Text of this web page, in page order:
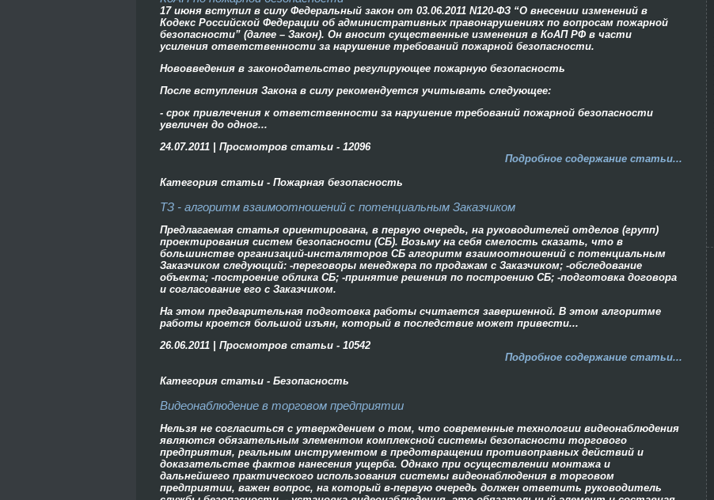
17 июня вступил в силу Федеральный закон от 03.06.2011 N120-ФЗ “О внесении изменений в
Кодекс Российской Федерации об административных правонарушениях по вопросам пожарной
безопасности” (далее – Закон). Он вносит существенные изменения в КоАП РФ в части
усиления ответственности за нарушение требований пожарной безопасности.
Нововведения в законодательство регулирующее пожарную безопасность
После вступления Закона в силу рекомендуется учитывать следующее:
- срок привлечения к ответственности за нарушение требований пожарной безопасности
увеличен до одног...
24.07.2011 | Просмотров статьи - 12096
Подробное содержание статьи...
Категория статьи - Пожарная безопасность
ТЗ - алгоритм взаимоотношений с потенциальным Заказчиком
Предлагаемая статья ориентирована, в первую очередь, на руководителей отделов (групп)
проектирования систем безопасности (СБ). Возьму на себя смелость сказать, что в
большинстве организаций-инсталяторов СБ алгоритм взаимоотношений с потенциальным
Заказчиком следующий: -переговоры менеджера по продажам с Заказчиком; -обследование
объекта; -построение облика СБ; -принятие решения по построению СБ; -подготовка договора
и согласование его с Заказчиком.
На этом предварительная подготовка работы считается завершенной. В этом алгоритме
работы кроется большой изъян, который в последствие может привести...
26.06.2011 | Просмотров статьи - 10542
Подробное содержание статьи...
Категория статьи - Безопасность
Видеонаблюдение в торговом предприятии
Нельзя не согласиться с утверждением о том, что современные технологии видеонаблюдения
являются обязательным элементом комплексной системы безопасности торгового
предприятия, реальным инструментом в предотвращении противоправных действий и
доказательстве фактов нанесения ущерба. Однако при осуществлении монтажа и
дальнейшего практического использования системы видеонаблюдения в торговом
предприятии, важен вопрос, на который в-первую очередь должен ответить руководитель